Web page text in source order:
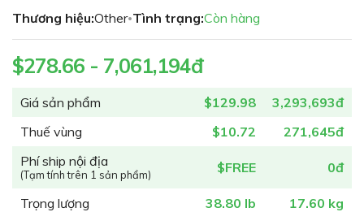
Thương hiệu:Other•Tình trạng:Còn hàng
Giá sản phẩm $129.98
3,293,693đ
Thuế vùng
$10.72
271,645đ
Phí ship nội địa
(Tạm tính trên 1 sản phẩm) $FREE 0đ
Trọng lượng 38.80 lb
17.60 kg
$278.66 - 7,061,194đ